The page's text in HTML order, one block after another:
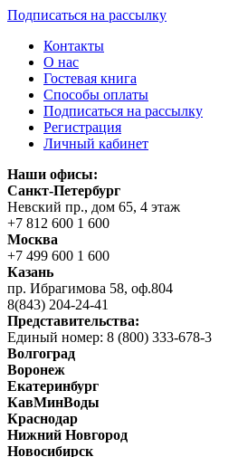
Подписаться на рассылку
Контакты
О нас
Гостевая книга
Способы оплаты
Подписаться на рассылку
Регистрация
Личный кабинет
Наши офисы:
Санкт-Петербург
Невский пр., дом 65, 4 этаж
+7 812 600 1 600
Москва
+7 499 600 1 600
Казань
пр. Ибрагимова 58, оф.804
8(843) 204-24-41
Представительства:
Единый номер: 8 (800) 333-678-3
Волгоград
Воронеж
Екатеринбург
КавМинВоды
Краснодар
Нижний Новгород
Новосибирск